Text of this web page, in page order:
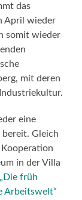
das
April wieder
somit wieder
mit deren
eine
bereit. Gleich
in der Villa
früh
Arbeitswelt“